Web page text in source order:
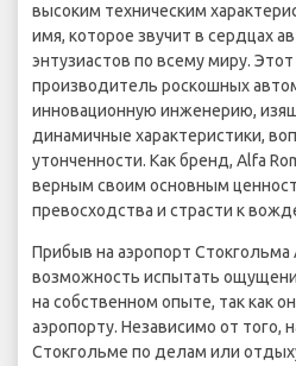
высоким техническим
имя, которое звучит в сердцах
энтузиастов по всему миру.
производитель роскошных
инновационную инженерию,
динамичные характеристики,
утонченности. Как бренд, Alfa
верным своим основным
превосходства и страсти к
Прибыв на аэропорт Стокгольма
возможность испытать
на собственном опыте, так как
аэропорту. Независимо от того,
Стокгольме по делам или